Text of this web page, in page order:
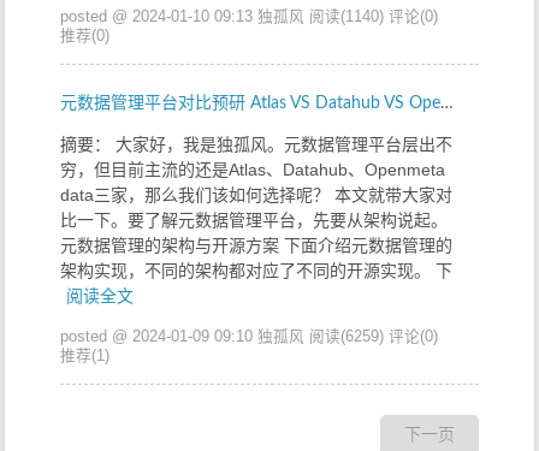
posted @ 2024-01-10 09:13 独孤风 阅读(1140) 评论(0)
推荐(0)
元数据管理平台对比预研 Atlas VS Datahub VS Openmetadata
摘要： 大家好，我是独孤风。元数据管理平台层出不
穷，但目前主流的还是Atlas、Datahub、Openmeta
data三家，那么我们该如何选择呢？ 本文就带大家对
比一下。要了解元数据管理平台，先要从架构说起。
元数据管理的架构与开源方案 下面介绍元数据管理的
架构实现，不同的架构都对应了不同的开源实现。 下
阅读全文
posted @ 2024-01-09 09:10 独孤风 阅读(6259) 评论(0)
推荐(1)
下一页